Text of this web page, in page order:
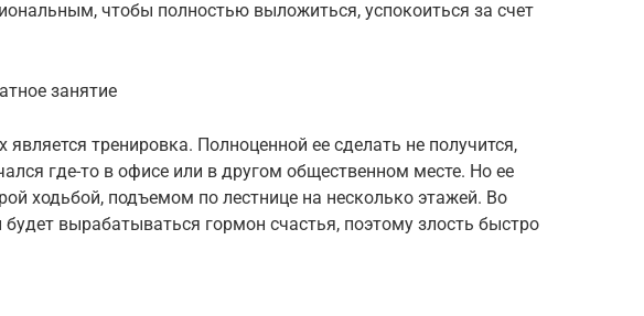
чтобы полностью выложиться, успокоиться за счет
занятие
тренировка. Полноценной ее сделать не получится,
где-то в офисе или в другом общественном месте. Но ее
ходьбой, подъемом по лестнице на несколько этажей. Во
вырабатываться гормон счастья, поэтому злость быстро